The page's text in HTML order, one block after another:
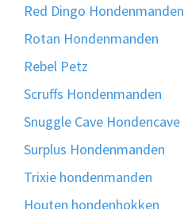
Red Dingo Hondenmanden
Rotan Hondenmanden
Rebel Petz
Scruffs Hondenmanden
Snuggle Cave Hondencave
Surplus Hondenmanden
Trixie hondenmanden
Houten hondenhokken